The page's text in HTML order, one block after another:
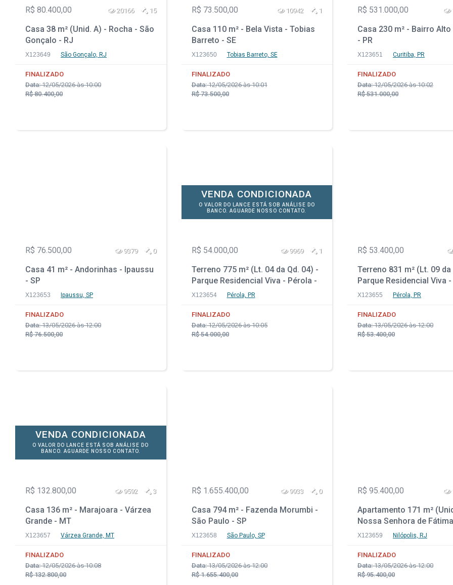
R$ 80.400,00 20166 15
Casa 38 m² (Unid. A) - Rocha - São
Gonçalo - RJ
X123649 São Gonçalo, RJ
FINALIZADO
Data:12/05/2026 às 10:00
R$ 80.400,00
R$ 73.500,00 10942 1
Casa 110 m² - Bela Vista - Tobias
Barreto - SE
X123650 Tobias Barreto, SE
FINALIZADO
Data:12/05/2026 às 10:01
R$ 73.500,00
R$ 531.000,00
Casa 230 m² - Bairro
- PR
X123651 Curitiba, PR
FINALIZADO
Data:12/05/2026 às 10:02
R$ 531.000,00
R$ 76.500,00 9379 0
Casa 41 m² - Andorinhas - Ipaussu
- SP
X123653 Ipaussu, SP
FINALIZADO
Data:13/05/2026 às 12:00
R$ 76.500,00
VENDA CONDICIONADA
O VALOR DO LANCE ESTÁ SOB ANÁLISE DO
BANCO. AGUARDE NOSSO CONTATO.
R$ 54.000,00 9969 1
Terreno 775 m² (Lt. 04 da Qd. 04) -
Parque Residencial Viva - Pérola -
PR
X123654 Pérola, PR
FINALIZADO
Data:12/05/2026 às 10:05
R$ 54.000,00
R$ 53.400,00
Terreno 831 m² (Lt. 09 da
Parque Residencial Viva
PR
X123655 Pérola, PR
FINALIZADO
Data:13/05/2026 às 12:00
R$ 53.400,00
VENDA CONDICIONADA
O VALOR DO LANCE ESTÁ SOB ANÁLISE DO
BANCO. AGUARDE NOSSO CONTATO.
R$ 132.800,00 9592 3
Casa 136 m² - Marajoara - Várzea
Grande - MT
X123657 Várzea Grande, MT
FINALIZADO
Data:12/05/2026 às 10:08
R$ 132.800,00
R$ 1.655.400,00 9933 0
Casa 794 m² - Fazenda Morumbi -
São Paulo - SP
X123658 São Paulo, SP
FINALIZADO
Data:13/05/2026 às 12:00
R$ 1.655.400,00
R$ 95.400,00
Apartamento 171 m²
Nossa Senhora de
Nilópolis - RJ
X123659 Nilópolis, RJ
FINALIZADO
Data:13/05/2026 às 12:00
R$ 95.400,00